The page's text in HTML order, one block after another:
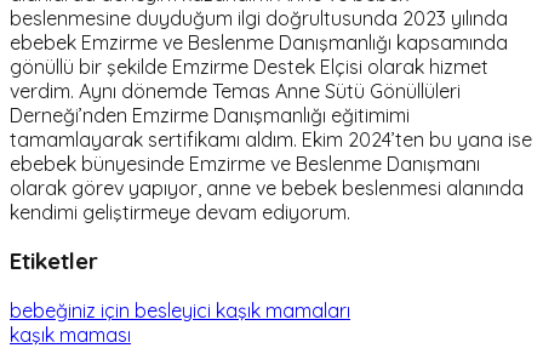
beslenmesine duyduğum ilgi doğrultusunda 2023 yılında
ebebek Emzirme ve Beslenme Danışmanlığı kapsamında
gönüllü bir şekilde Emzirme Destek Elçisi olarak hizmet
verdim. Aynı dönemde Temas Anne Sütü Gönüllüleri
Derneği’nden Emzirme Danışmanlığı eğitimimi
tamamlayarak sertifikamı aldım. Ekim 2024’ten bu yana ise
ebebek bünyesinde Emzirme ve Beslenme Danışmanı
olarak görev yapıyor, anne ve bebek beslenmesi alanında
kendimi geliştirmeye devam ediyorum.
Etiketler
bebeğiniz için besleyici kaşık mamaları
kaşık maması